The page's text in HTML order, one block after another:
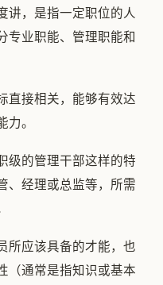
讲，是指一定职位的人
专业职能、管理职能和
直接相关，能够有效达
。
级的管理干部这样的特
、经理或总监等，所需
所应该具备的才能，也
（通常是指知识或基本